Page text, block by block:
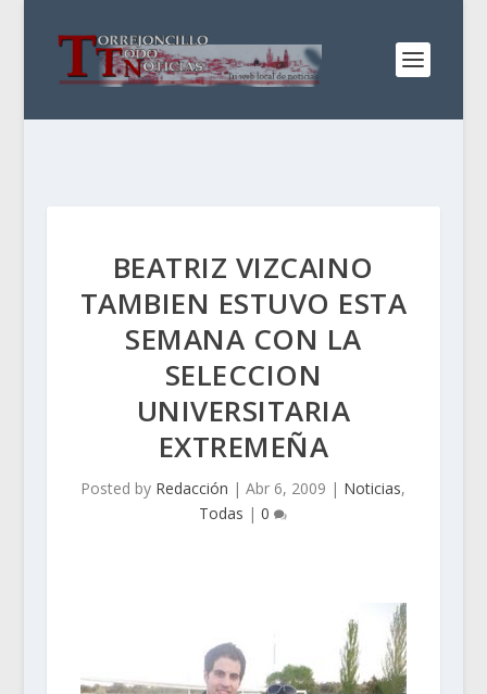
BEATRIZ VIZCAINO
TAMBIEN ESTUVO ESTA
SEMANA CON LA
SELECCION
UNIVERSITARIA
EXTREMEÑA
Posted by Redacción |Abr 6, 2009 | Noticias,
Todas |0